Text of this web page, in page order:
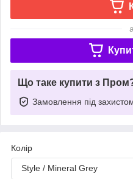
Що таке купити з
Замовлення під
Колір
Style / Mineral Grey